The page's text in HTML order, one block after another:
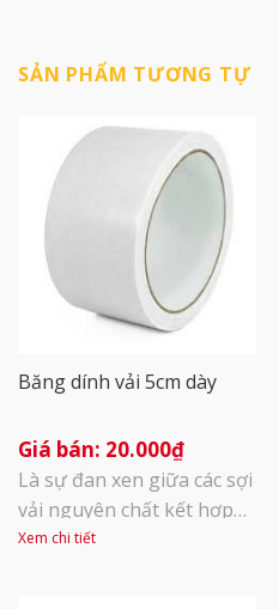
SẢN PHẨM TƯƠNG TỰ
Băng dính vải 5cm dày
20.000₫
Là sự đan xen giữa các sợi
vải nguyên chất kết hợp
với lớp keo cao su tự
Xem chi tiết